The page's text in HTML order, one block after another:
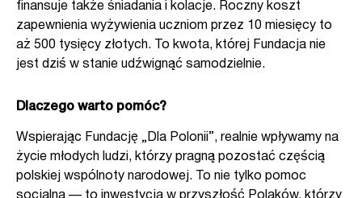
finansuje także śniadania i kolacje. Roczny koszt
zapewnienia wyżywienia uczniom przez 10 miesięcy to
aż 500 tysięcy złotych. To kwota, której Fundacja nie
jest dziś w stanie udźwignąć samodzielnie.
Dlaczego warto pomóc?
Wspierając Fundację „Dla Polonii”, realnie wpływamy na
życie młodych ludzi, którzy pragną pozostać częścią
polskiej wspólnoty narodowej. To nie tylko pomoc
socjalna — to inwestycja w przyszłość Polaków, którzy